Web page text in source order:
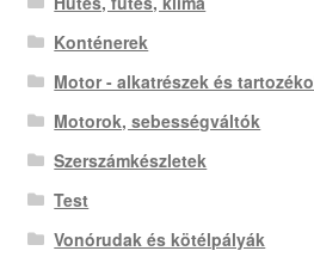
Konténerek
Motor - alkatrészek és
Motorok, sebességváltók
Szerszámkészletek
Test
Vonórudak és kötélpályák